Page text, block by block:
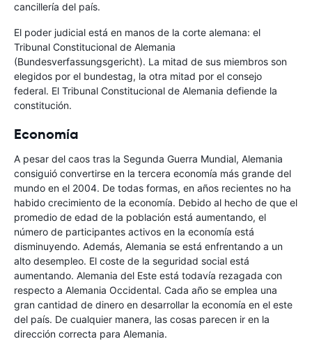
cancillería del país.
El poder judicial está en manos de la corte alemana: el
Tribunal Constitucional de Alemania
(Bundesverfassungsgericht). La mitad de sus miembros son
elegidos por el bundestag, la otra mitad por el consejo
federal. El Tribunal Constitucional de Alemania defiende la
constitución.
Economía
A pesar del caos tras la Segunda Guerra Mundial, Alemania
consiguió convertirse en la tercera economía más grande del
mundo en el 2004. De todas formas, en años recientes no ha
habido crecimiento de la economía. Debido al hecho de que el
promedio de edad de la población está aumentando, el
número de participantes activos en la economía está
disminuyendo. Además, Alemania se está enfrentando a un
alto desempleo. El coste de la seguridad social está
aumentando. Alemania del Este está todavía rezagada con
respecto a Alemania Occidental. Cada año se emplea una
gran cantidad de dinero en desarrollar la economía en el este
del país. De cualquier manera, las cosas parecen ir en la
dirección correcta para Alemania.